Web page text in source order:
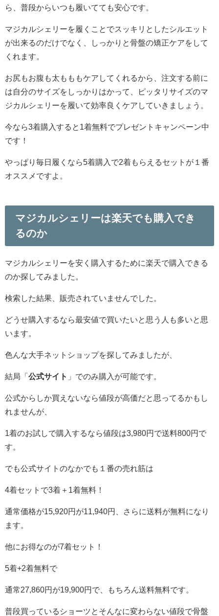
ら、普段からいつも履いてても安心です。
マジカルシェリーを履くことでスッキリとしたシルエット
が出来るのだけでなく、しっかりと骨盤の矯正ケアをして
くれます。
お尻もお腹も太もももケアしてくれるから、注文する前に
は自分のサイズをしっかりはかって、ピッタリサイズのマ
ジカルシェリーを履いて効率良くケアしていきましょう。
今なら3着購入すると1着無料でプレゼントキャンペーン中
です！
やっぱり毎日履くなら5着購入で2着もらえるセットが１番
オススメですよ。
マジカルシェリーは楽天でも購入でき
るのか
マジカルシェリーを安く購入するために楽天で購入できる
のか探してみました。
検索した結果、販売されていませんでした。
どうせ購入するなら最安値で買いたいと思う人も多いと思
います。
色んな大手ネットショップを探してみましたが、
結局「 公式サイト 」でのみ購入が可能です。
公式からしか買えないなら値段が高価だと思ってるかもし
れませんが、
1着のお試しで購入するなら値段は3,980円で送料800円で
す。
でも公式サイトのなかでも１番の売れ筋は
4着セットで3着＋1着無料！
通常価格が15,920円が11,940円、さらに送料が無料になり
ます。
他にお得なのが7着セット！
5着+2着無料で
通常27,860円が19,900円で、もちろん送料無料です。
普段買っているショーツとそんなに変わらない値段で骨盤